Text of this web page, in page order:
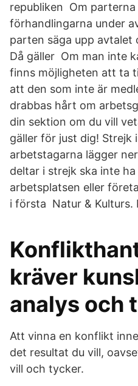
republiken Om
förhandlingarna under
parten säga upp avtalet
Då gäller Om man inte
finns möjligheten att ta
att den som inte är
drabbas hårt om
din sektion om du vill
gäller för just dig! Strejk
arbetstagarna lägger
deltar i strejk ska inte
arbetsplatsen eller
i första Natur & Kulturs.
kräver
analys och
Att vinna en konflikt
det resultat du vill,
vill och tycker.